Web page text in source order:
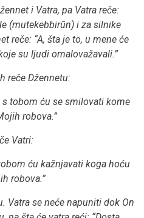
i Vatra, pa Vatra reče:
(mutekebbirūn) i za silnike
reče: “A, šta je to, u mene će
su ljudi omalovažavali.”
reče Džennetu:
tobom ću se smilovati kome
robova.”
Vatri:
ću kažnjavati koga hoću
robova.”
Vatra se neće napuniti dok On